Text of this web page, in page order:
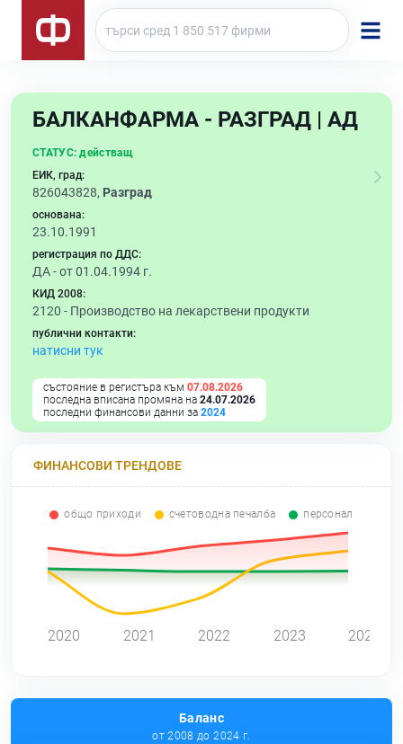
БАЛКАНФАРМА - РАЗГРАД | АД
СТАТУС: действащ
ЕИК, град:
826043828, Разград
основана:
23.10.1991
регистрация по ДДС:
ДА - от 01.04.1994 г.
КИД 2008:
2120 - Производство на лекарствени продукти
публични контакти:
натисни тук
състояние в регистъра към 07.08.2026
последна вписана промяна на 24.07.2026
последни финансови данни за 2024
ФИНАНСОВИ ТРЕНДОВЕ
общо приходи счетоводна печалба персонал
2020 2021 2022 2023 2024
Баланс
от 2008 до 2024 г.